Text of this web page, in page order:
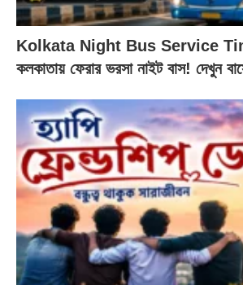
Kolkata Night Bus Service
কলকাতায় ফেরার ভরসা নাইট বাস! দেখুন